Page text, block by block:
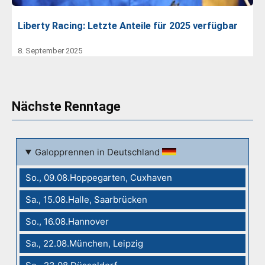
Liberty Racing: Letzte Anteile für 2025 verfügbar
8. September 2025
Nächste Renntage
Galopprennen in Deutschland
So., 09.08.Hoppegarten, Cuxhaven
Sa., 15.08.Halle, Saarbrücken
So., 16.08.Hannover
Sa., 22.08.München, Leipzig